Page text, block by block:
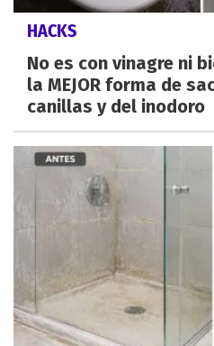
HACKS
No es con vinagre ni
la MEJOR forma de
canillas y del inodoro